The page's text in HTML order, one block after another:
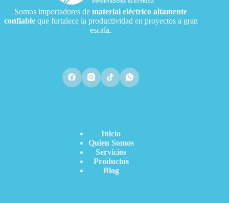
Somos importadores dematerial eléctrico altamente
confiableque fortalece la productividad en proyectos a gran
escala.
Inicio
Quien Somos
Servicios
Productos
Blog